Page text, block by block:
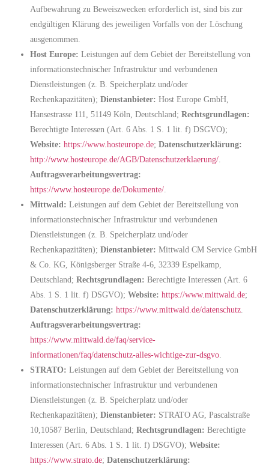
Aufbewahrung zu Beweiszwecken erforderlich ist, sind bis zur
endgültigen Klärung des jeweiligen Vorfalls von der Löschung
ausgenommen.
Host Europe: Leistungen auf dem Gebiet der Bereitstellung von
informationstechnischer Infrastruktur und verbundenen
Dienstleistungen (z. B. Speicherplatz und/oder
Rechenkapazitäten); Dienstanbieter: Host Europe GmbH,
Hansestrasse 111, 51149 Köln, Deutschland; Rechtsgrundlagen:
Berechtigte Interessen (Art. 6 Abs. 1 S. 1 lit. f) DSGVO);
Website: https://www.hosteurope.de; Datenschutzerklärung:
http://www.hosteurope.de/AGB/Datenschutzerklaerung/.
Auftragsverarbeitungsvertrag:
https://www.hosteurope.de/Dokumente/.
Mittwald: Leistungen auf dem Gebiet der Bereitstellung von
informationstechnischer Infrastruktur und verbundenen
Dienstleistungen (z. B. Speicherplatz und/oder
Rechenkapazitäten); Dienstanbieter: Mittwald CM Service GmbH
& Co. KG, Königsberger Straße 4-6, 32339 Espelkamp,
Deutschland; Rechtsgrundlagen: Berechtigte Interessen (Art. 6
Abs. 1 S. 1 lit. f) DSGVO); Website: https://www.mittwald.de;
Datenschutzerklärung: https://www.mittwald.de/datenschutz.
Auftragsverarbeitungsvertrag:
https://www.mittwald.de/faq/service-
informationen/faq/datenschutz-alles-wichtige-zur-dsgvo.
STRATO: Leistungen auf dem Gebiet der Bereitstellung von
informationstechnischer Infrastruktur und verbundenen
Dienstleistungen (z. B. Speicherplatz und/oder
Rechenkapazitäten); Dienstanbieter: STRATO AG, Pascalstraße
10,10587 Berlin, Deutschland; Rechtsgrundlagen: Berechtigte
Interessen (Art. 6 Abs. 1 S. 1 lit. f) DSGVO); Website:
https://www.strato.de; Datenschutzerklärung: